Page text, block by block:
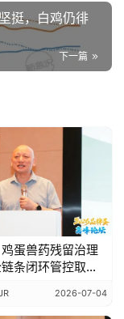
挺，白鸡仍徘
下一篇
蛋兽药残留治理
条闭环管控取代
补救|2026品牌蛋
2026-07-04